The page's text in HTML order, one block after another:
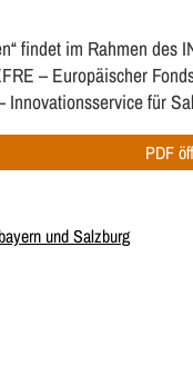
findet im Rahmen
– Europäischer
Innovationsservice für
PDF
und Salzburg